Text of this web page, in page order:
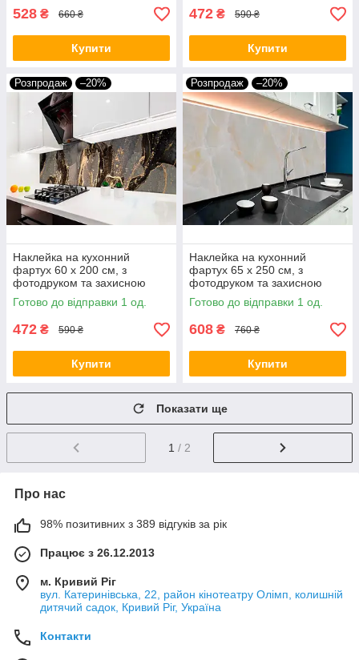
528 ₴ 660 ₴
Купити
472 ₴ 590 ₴
Купити
Розпродаж –20%
Наклейка на кухонний
фартух 60 х 200 см, з
фотодруком та захисною
ламінацією Мармур сірий із
золотом
Готово до відправки 1 од.
472 ₴ 590 ₴
Купити
Розпродаж –20%
Наклейка на кухонний
фартух 65 х 250 см, з
фотодруком та захисною
ламінацією мармуровий
візерунок (БП-s_tx322)
Готово до відправки 1 од.
608 ₴ 760 ₴
Купити
Показати ще
1 / 2
Про нас
98% позитивних з 389 відгуків за рік
Працює з 26.12.2013
м. Кривий Ріг
вул. Катеринівська, 22, район кінотеатру Олімп, колишній
дитячий садок, Кривий Ріг, Україна
Контакти